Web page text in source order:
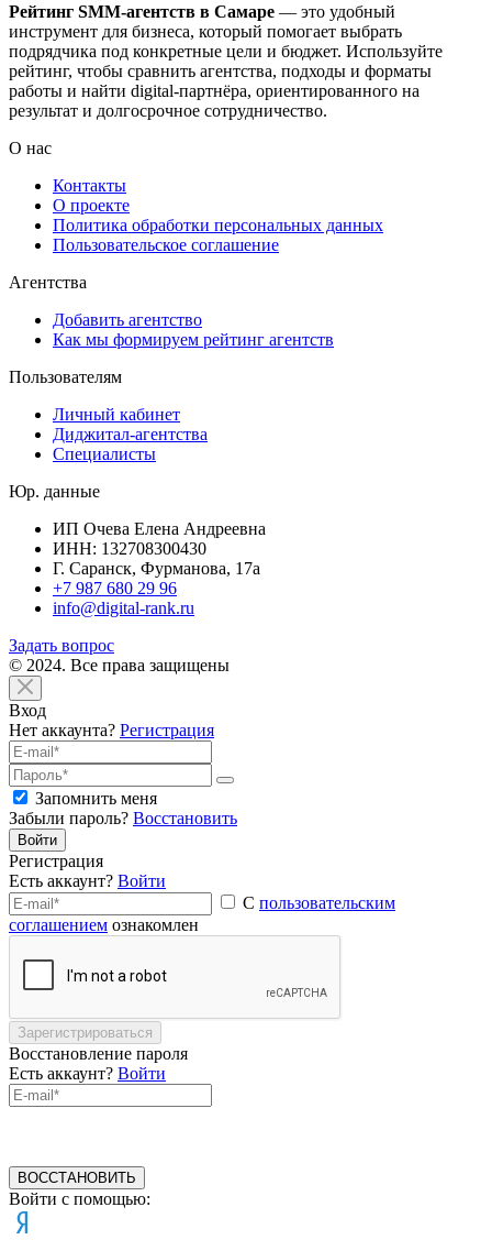
Рейтинг SMM‑агентств в Самаре — это удобный
инструмент для бизнеса, который помогает выбрать
подрядчика под конкретные цели и бюджет. Используйте
рейтинг, чтобы сравнить агентства, подходы и форматы
работы и найти digital-партнёра, ориентированного на
результат и долгосрочное сотрудничество.
О нас
Контакты
О проекте
Политика обработки персональных данных
Пользовательское соглашение
Агентства
Добавить агентство
Как мы формируем рейтинг агентств
Пользователям
Личный кабинет
Диджитал-агентства
Специалисты
Юр. данные
ИП Очева Елена Андреевна
ИНН: 132708300430
Г. Саранск, Фурманова, 17а
+7 987 680 29 96
info@digital-rank.ru
Задать вопрос
© 2024. Все права защищены
Вход
Нет аккаунта? Регистрация
Запомнить меня
Забыли пароль? Восстановить
Войти
Регистрация
Есть аккаунт? Войти
С пользовательским
соглашением ознакомлен
Зарегистрироваться
Восстановление пароля
Есть аккаунт? Войти
ВОССТАНОВИТЬ
Войти с помощью: